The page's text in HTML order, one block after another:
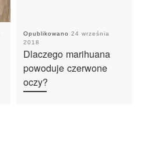
Opublikowano 24 września
2018
Dlaczego marihuana
powoduje czerwone
oczy?